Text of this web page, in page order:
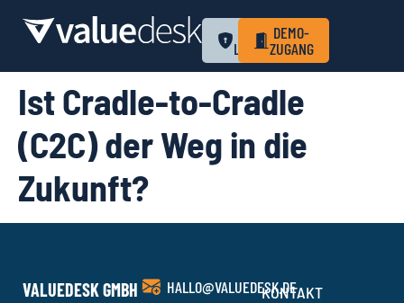
ZUM
LOGIN
DEMO-
ZUGANG
Ist Cradle-to-Cradle
(C2C) der Weg in die
Zukunft?
VALUEDESK GMBH
HALLO@VALUEDESK.DE
KONTAKT